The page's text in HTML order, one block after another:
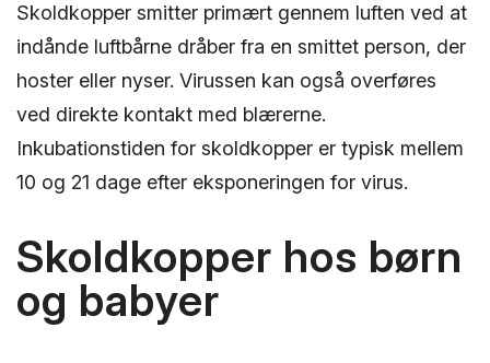
Skoldkopper smitter primært gennem luften ved at
indånde luftbårne dråber fra en smittet person, der
hoster eller nyser. Virussen kan også overføres
ved direkte kontakt med blærerne.
Inkubationstiden for skoldkopper er typisk mellem
10 og 21 dage efter eksponeringen for virus.
Skoldkopper hos børn
og babyer